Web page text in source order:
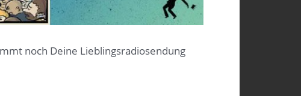
noch Deine Lieblingsradiosendung